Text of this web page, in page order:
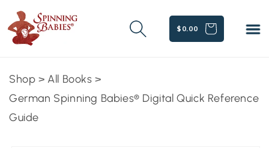
content
$0.00CART
Shop > All Books >
German Spinning Babies® Digital Quick Reference
Guide